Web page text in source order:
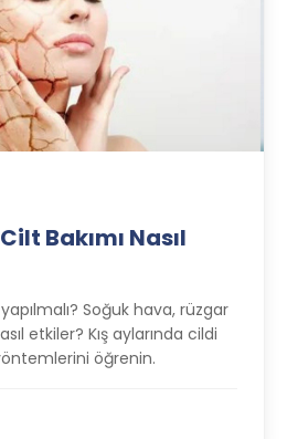
Bakımı Nasıl
yapılmalı? Soğuk hava, rüzgar
etkiler? Kış aylarında cildi
öğrenin.